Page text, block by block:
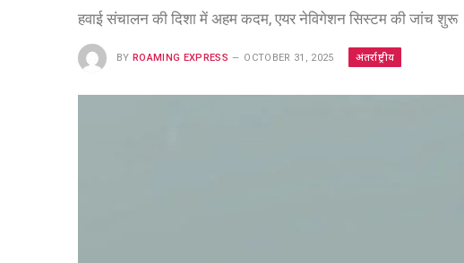
हवाई संचालन की दिशा में अहम कदम, एयर नेविगेशन सिस्टम की जांच शुरू
BY ROAMING EXPRESS OCTOBER 31, 2025 अंतर्राष्ट्रीय